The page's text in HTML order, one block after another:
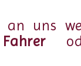
an uns
Fahrer